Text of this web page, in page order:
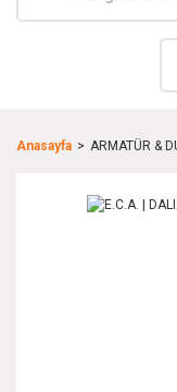
Anasayfa ARMATÜR &